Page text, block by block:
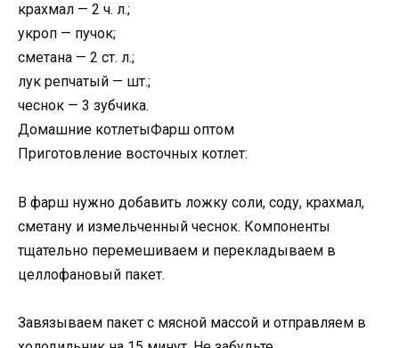
крахмал — 2 ч. л.;
укроп — пучок;
сметана — 2 ст. л.;
лук репчатый — шт.;
чеснок — 3 зубчика.
Домашние котлетыФарш оптом
Приготовление восточных котлет:
В фарш нужно добавить ложку соли, соду, крахмал,
сметану и измельченный чеснок. Компоненты
тщательно перемешиваем и перекладываем в
целлофановый пакет.
Завязываем пакет с мясной массой и отправляем в